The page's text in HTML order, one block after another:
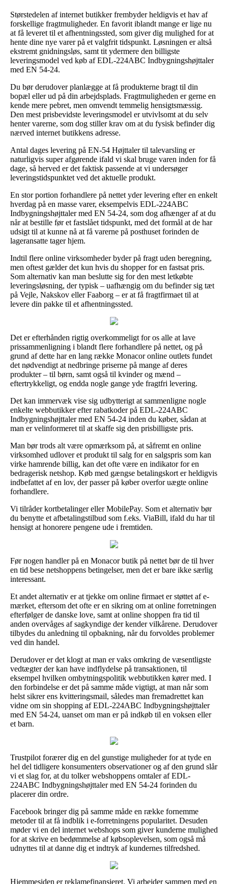
Størstedelen af internet butikker frembyder heldigvis et hav af
forskellige fragtmuligheder. En favorit iblandt mange er lige nu
at få leveret til et afhentningssted, som giver dig mulighed for at
hente dine nye varer på et valgfrit tidspunkt. Løsningen er altså
ekstremt gnidningsløs, samt tit ydermere den billigste
leveringsmodel ved køb af EDL-224ABC Indbygningshøjttaler
med EN 54-24.
Du bør derudover planlægge at få produkterne bragt til din
bopæl eller ud på din arbejdsplads. Fragtmuligheden er gerne en
kende mere pebret, men omvendt temmelig hensigtsmæssig.
Den mest prisbevidste leveringsmodel er utvivlsomt at du selv
henter varerne, som dog stiller krav om at du fysisk befinder dig
nærved internet butikkens adresse.
Antal dages levering på EN-54 Højttaler til talevarsling er
naturligvis super afgørende ifald vi skal bruge varen inden for få
dage, så herved er det faktisk passende at vi undersøger
leveringstidspunktet ved det aktuelle produkt.
En stor portion forhandlere på nettet yder levering efter en enkelt
hverdag på en masse varer, eksempelvis EDL-224ABC
Indbygningshøjttaler med EN 54-24, som dog afhænger af at du
når at bestille før et fastslået tidspunkt, med det formål at de har
udsigt til at kunne nå at få varerne på posthuset forinden de
lageransatte tager hjem.
Indtil flere online virksomheder byder på fragt uden beregning,
men oftest gælder det kun hvis du shopper for en fastsat pris.
Som alternativ kan man beslutte sig for den mest letkøbte
leveringsløsning, der typisk – uafhængig om du befinder sig tæt
på Vejle, Nakskov eller Faaborg – er at få fragtfirmaet til at
levere din pakke til et afhentningssted.
Det er efterhånden rigtig overkommeligt for os alle at lave
prissammenligning i blandt flere forhandlere på nettet, og på
grund af dette har en lang række Monacor online outlets fundet
det nødvendigt at nedbringe priserne på mange af deres
produkter – til børn, samt også til kvinder og mænd –
eftertrykkeligt, og endda nogle gange yde fragtfri levering.
Det kan immervæk vise sig udbytterigt at sammenligne nogle
enkelte webbutikker efter rabatkoder på EDL-224ABC
Indbygningshøjttaler med EN 54-24 inden du køber, sådan at
man er velinformeret til at skaffe sig den prisbilligste pris.
Man bør trods alt være opmærksom på, at såfremt en online
virksomhed udlover et produkt til salg for en salgspris som kan
virke hamrende billig, kan det ofte være en indikator for en
bedragerisk netshop. Køb med gængse betalingskort er heldigvis
indbefattet af en lov, der passer på køber overfor uægte online
forhandlere.
Vi tilråder kortbetalinger eller MobilePay. Som et alternativ bør
du benytte et afbetalingstilbud som f.eks. ViaBill, ifald du har til
hensigt at honorere pengene ude i fremtiden.
Før nogen handler på en Monacor butik på nettet bør de til hver
en tid bese netshoppens betingelser, men det er bare ikke særlig
interessant.
Et andet alternativ er at tjekke om online firmaet er støttet af e-
mærket, eftersom det ofte er en sikring om at online forretningen
efterfølger de danske love, samt at online shoppen fra tid til
anden overvåges af sagkyndige der kender vilkårene. Derudover
tilbydes du anledning til opbakning, når du forvoldes problemer
ved din handel.
Derudover er det klogt at man er vaks omkring de væsentligste
vedtægter der kan have indflydelse på transaktionen, til
eksempel hvilken ombytningspolitik webbutikken kører med. I
den forbindelse er det på samme måde vigtigt, at man når som
helst sikrer ens kvitteringsmail, således man fremadrettet kan
vidne om sin shopping af EDL-224ABC Indbygningshøjttaler
med EN 54-24, uanset om man er på indkøb til en voksen eller
et barn.
Trustpilot forærer dig en del gunstige muligheder for at tyde en
hel del tidligere konsumenters observationer og af den grund slår
vi et slag for, at du tolker webshoppens omtaler af EDL-
224ABC Indbygningshøjttaler med EN 54-24 forinden du
placerer din ordre.
Facebook bringer dig på samme måde en række fornemme
metoder til at få indblik i e-forretningens popularitet. Desuden
møder vi en del internet webshops som giver kunderne mulighed
for at skrive en bedømmelse af købsoplevelsen, som også må
udnyttes til at danne dig et indtryk af kundernes tilfredshed.
Hjemmesiden er reklamefinansieret. Vi arbejder sammen med en